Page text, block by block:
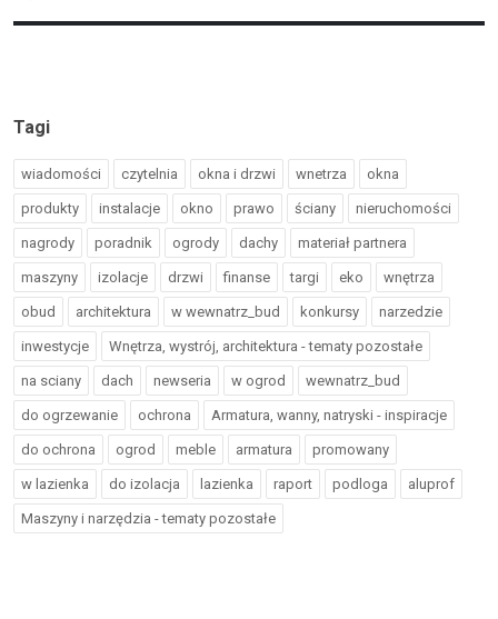
Tagi
wiadomości czytelnia okna i drzwi wnetrza okna
produkty instalacje okno prawo ściany nieruchomości
nagrody poradnik ogrody dachy materiał partnera
maszyny izolacje drzwi finanse targi eko wnętrza
obud architektura w wewnatrz_bud konkursy narzedzie
inwestycje Wnętrza, wystrój, architektura - tematy pozostałe
na sciany dach newseria w ogrod wewnatrz_bud
do ogrzewanie ochrona Armatura, wanny, natryski - inspiracje
do ochrona ogrod meble armatura promowany
w lazienka do izolacja lazienka raport podloga aluprof
Maszyny i narzędzia - tematy pozostałe